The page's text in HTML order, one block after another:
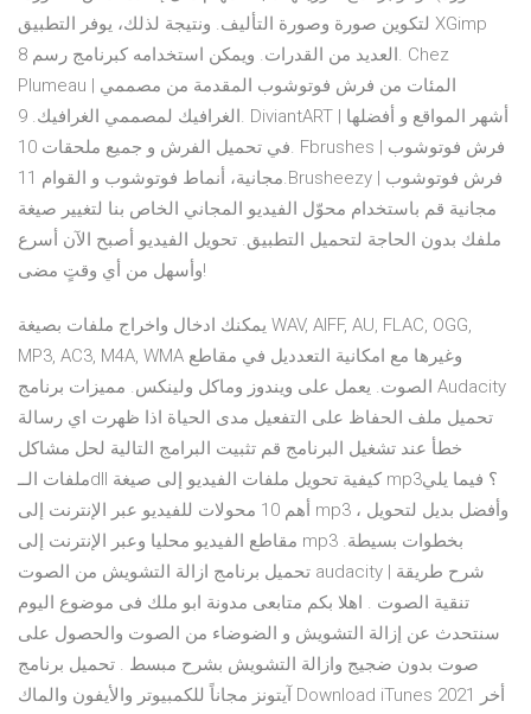
لتكوين صورة وصورة التأليف. ونتيجة لذلك، يوفر التطبيق XGimp
العديد من القدرات. ويمكن استخدامه كبرنامج رسم 8. Chez
Plumeau | المئات من فرش فوتوشوب المقدمة من مصممي
الغرافيك لمصممي الغرافيك. 9. DiviantART | أشهر المواقع و أفضلها
في تحميل الفرش و جميع ملحقات 10. Fbrushes | فرش فوتوشوب
مجانية، أنماط فوتوشوب و القوام 11.Brusheezy | فرش فوتوشوب
مجانية قم باستخدام محوّل الفيديو المجاني الخاص بنا لتغيير صيغة
ملفك بدون الحاجة لتحميل التطبيق. تحويل الفيديو أصبح الآن أسرع
وأسهل من أي وقتٍ مضى!
يمكنك ادخال واخراج ملفات بصيغة WAV, AIFF, AU, FLAC, OGG,
MP3, AC3, M4A, WMA وغيرها مع امكانية التعدديل في مقاطع
الصوت. يعمل على ويندوز وماكل ولينكس. مميزات برنامج Audacity
تحميل ملف الحفاظ على التفعيل مدى الحياة اذا ظهرت اي رسالة
خطأ عند تشغيل البرنامج قم تثبيت البرامج التالية لحل مشاكل
ملفات الــdll كيفية تحويل ملفات الفيديو إلى صيغة mp3؟ فيما يلي
أهم 10 محولات للفيديو عبر الإنترنت إلى mp3 ، وأفضل بديل لتحويل
مقاطع الفيديو محليا وعبر الإنترنت إلى mp3 بخطوات بسيطة.
تحميل برنامج ازالة التشويش من الصوت audacity | شرح طريقة
تنقية الصوت . اهلا بكم متابعى مدونة ابو ملك فى موضوع اليوم
سنتحدث عن إزالة التشويش و الضوضاء من الصوت والحصول على
صوت بدون ضجيج وازالة التشويش بشرح مبسط . تحميل برنامج
آيتونز مجاناً للكمبيوتر والأيفون والماك Download iTunes 2021 أخر